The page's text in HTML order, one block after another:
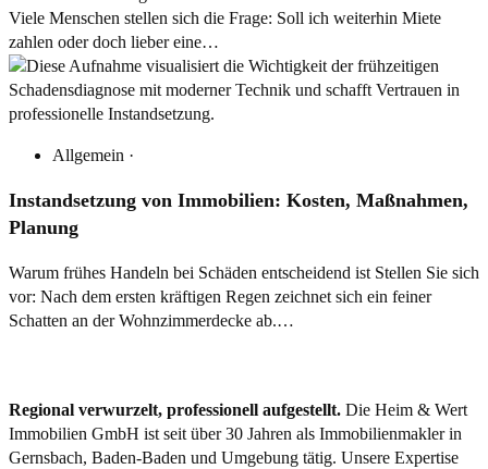
Viele Menschen stellen sich die Frage: Soll ich weiterhin Miete
zahlen oder doch lieber eine…
Allgemein ·
Instandsetzung von Immobilien: Kosten, Maßnahmen,
Planung
Warum frühes Handeln bei Schäden entscheidend ist Stellen Sie sich
vor: Nach dem ersten kräftigen Regen zeichnet sich ein feiner
Schatten an der Wohnzimmerdecke ab.…
Regional verwurzelt, professionell aufgestellt. Die Heim & Wert
Immobilien GmbH ist seit über 30 Jahren als Immobilienmaklerin
Gernsbach, Baden-Baden und Umgebung tätig. Unsere Expertise